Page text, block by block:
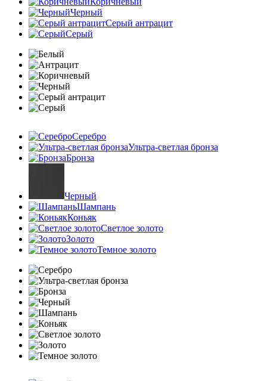
Черный
Серый антрацит
Серый
Серебро
Ультра-светлая бронза
Бронза
Черный
Шампань
Коньяк
Светлое золото
Золото
Темное золото